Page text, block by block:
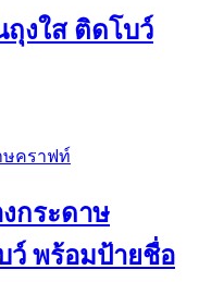
งใส ติดโบว์
กระดาษ
ว์ พร้อมป้ายชื่อ